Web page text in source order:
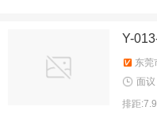
Y-
东莞
面议
排距